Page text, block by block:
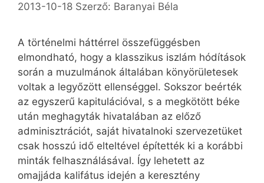
2013-10-18 Szerző: Baranyai Béla
A történelmi háttérrel összefüggésben
elmondható, hogy a klasszikus iszlám hódítások
során a muzulmánok általában könyörületesek
voltak a legyőzött ellenséggel. Sokszor beérték
az egyszerű kapitulációval, s a megkötött béke
után meghagyták hivatalában az előző
adminisztrációt, saját hivatalnoki szervezetüket
csak hosszú idő elteltével építették ki a korábbi
minták felhasználásával. Így lehetett az
omajjáda kalifátus idején a keresztény